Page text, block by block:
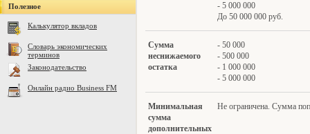
Полезное
Калькулятор вкладов
Словарь экономических
терминов
Законодательство
Онлайн радио Business FM
- 5 000 000
До 50 000 000 руб.
Сумма
неснижаемого
остатка
- 50 000
- 500 000
- 1 000 000
- 5 000 000
Минимальная
сумма
дополнительных
Не ограничена. Сумма